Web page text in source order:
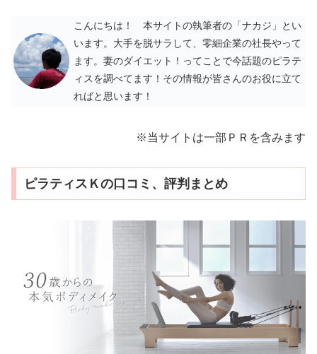
こんにちは！ 本サイトの執筆者の「ナカジ」とい
います。大手を脱サラして、零細企業の社長やって
ます。妻のダイエット！ってことで今話題のピラテ
ィスを調べてます！その情報が皆さんのお役に立て
ればと思います！
※当サイトは一部ＰＲを含みます
ピラティスＫの口コミ、評判まとめ